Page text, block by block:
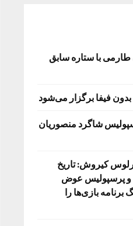
با ستاره سابق
بدون فیفا برگزار می‌شود
شاگرد منصوریان
کیروش: تاریخ
و پرسپولیس عوض
بازی‌ها را